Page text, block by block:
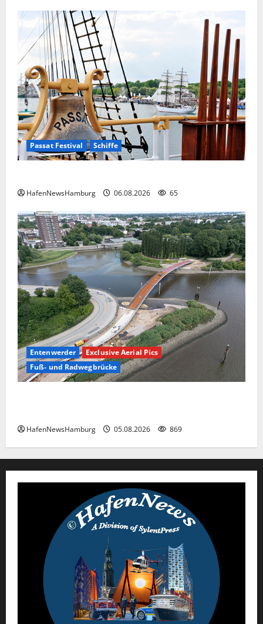
Passat Festival Schiffe
HafenNewsHamburg 06.08.2026 65
Entenwerder
Exclusive Aerial Pics
Fuß- und Radwegbrücke
HafenNewsHamburg 05.08.2026 869